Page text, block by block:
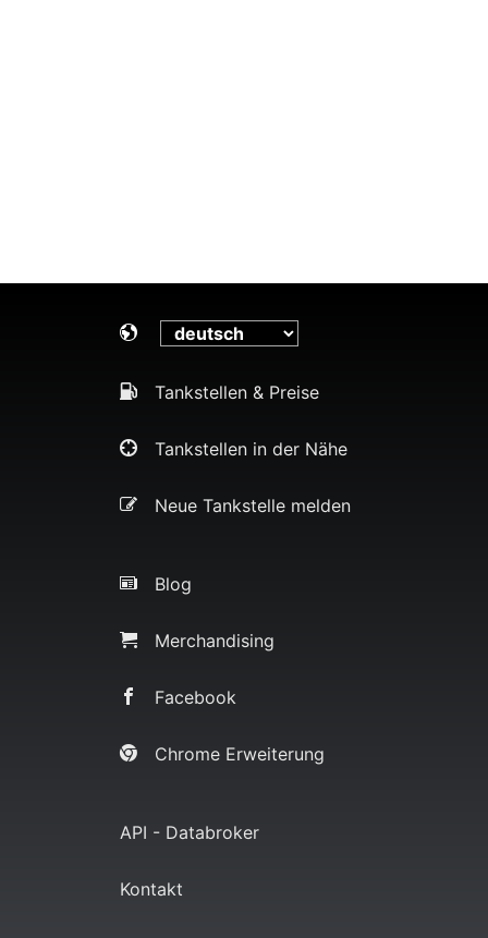
Tankstellen & Preise
Tankstellen in der Nähe
Neue Tankstelle melden
Blog
Merchandising
Facebook
Chrome Erweiterung
API - Databroker
Kontakt